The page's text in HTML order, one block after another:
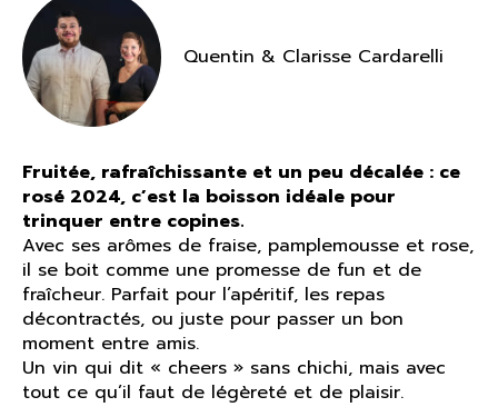
Quentin & Clarisse Cardarelli
Fruitée, rafraîchissante et un peu décalée : ce
rosé 2024, c’est la boisson idéale pour
trinquer entre copines.
Avec ses arômes de fraise, pamplemousse et rose,
il se boit comme une promesse de fun et de
fraîcheur. Parfait pour l’apéritif, les repas
décontractés, ou juste pour passer un bon
moment entre amis.
Un vin qui dit « cheers » sans chichi, mais avec
tout ce qu’il faut de légèreté et de plaisir.